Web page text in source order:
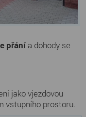
přánía dohody se
jako vjezdovou
vstupního prostoru.